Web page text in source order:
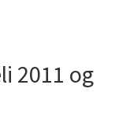
2011 og